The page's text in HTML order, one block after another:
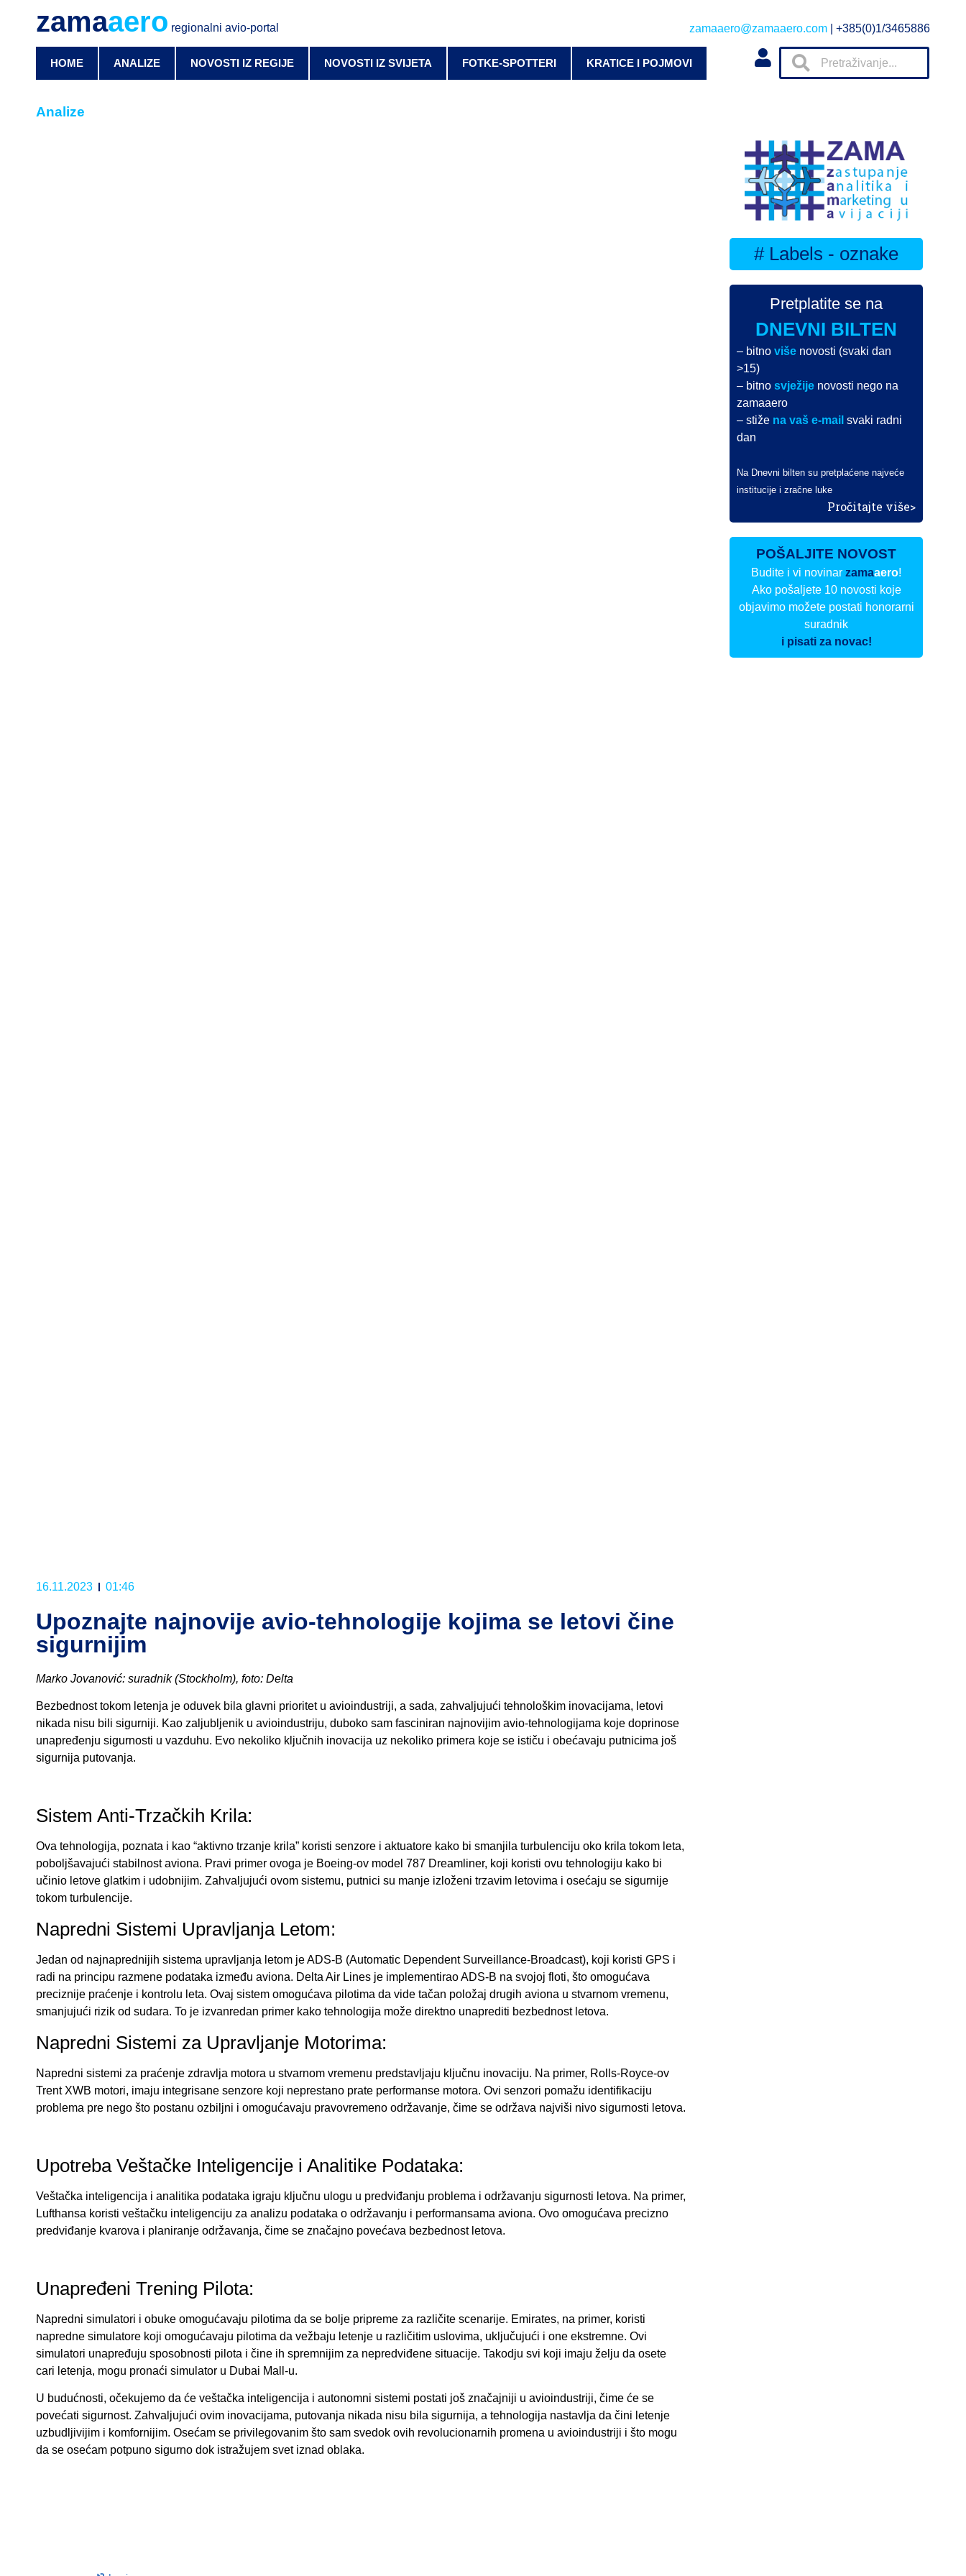
zamaaero regionalni avio-portal zamaaero@zamaaero.com | +385(0)1/3465886
HOME ANALIZE NOVOSTI IZ REGIJE NOVOSTI IZ SVIJETA FOTKE-SPOTTERI KRATICE I POJMOVI
Analize
16.11.2023 01:46
Upoznajte najnovije avio-tehnologije kojima se letovi čine
sigurnijim
Marko Jovanović: suradnik (Stockholm), foto: Delta
Bezbednost tokom letenja je oduvek bila glavni prioritet u avioindustriji, a sada, zahvaljujući tehnološkim inovacijama, letovi
nikada nisu bili sigurniji. Kao zaljubljenik u avioindustriju, duboko sam fasciniran najnovijim avio-tehnologijama koje doprinose
unapređenju sigurnosti u vazduhu. Evo nekoliko ključnih inovacija uz nekoliko primera koje se ističu i obećavaju putnicima još
sigurnija putovanja.
Sistem Anti-Trzačkih Krila:
Ova tehnologija, poznata i kao “aktivno trzanje krila” koristi senzore i aktuatore kako bi smanjila turbulenciju oko krila tokom leta,
poboljšavajući stabilnost aviona. Pravi primer ovoga je Boeing-ov model 787 Dreamliner, koji koristi ovu tehnologiju kako bi
učinio letove glatkim i udobnijim. Zahvaljujući ovom sistemu, putnici su manje izloženi trzavim letovima i osećaju se sigurnije
tokom turbulencije.
Napredni Sistemi Upravljanja Letom:
Jedan od najnaprednijih sistema upravljanja letom je ADS-B (Automatic Dependent Surveillance-Broadcast), koji koristi GPS i
radi na principu razmene podataka između aviona. Delta Air Lines je implementirao ADS-B na svojoj floti, što omogućava
preciznije praćenje i kontrolu leta. Ovaj sistem omogućava pilotima da vide tačan položaj drugih aviona u stvarnom vremenu,
smanjujući rizik od sudara. To je izvanredan primer kako tehnologija može direktno unaprediti bezbednost letova.
Napredni Sistemi za Upravljanje Motorima:
Napredni sistemi za praćenje zdravlja motora u stvarnom vremenu predstavljaju ključnu inovaciju. Na primer, Rolls-Royce-ov
Trent XWB motori, imaju integrisane senzore koji neprestano prate performanse motora. Ovi senzori pomažu identifikaciju
problema pre nego što postanu ozbiljni i omogućavaju pravovremeno održavanje, čime se održava najviši nivo sigurnosti letova.
Upotreba Veštačke Inteligencije i Analitike Podataka:
Veštačka inteligencija i analitika podataka igraju ključnu ulogu u predviđanju problema i održavanju sigurnosti letova. Na primer,
Lufthansa koristi veštačku inteligenciju za analizu podataka o održavanju i performansama aviona. Ovo omogućava precizno
predviđanje kvarova i planiranje održavanja, čime se značajno povećava bezbednost letova.
Unapređeni Trening Pilota:
Napredni simulatori i obuke omogućavaju pilotima da se bolje pripreme za različite scenarije. Emirates, na primer, koristi
napredne simulatore koji omogućavaju pilotima da vežbaju letenje u različitim uslovima, uključujući i one ekstremne. Ovi
simulatori unapređuju sposobnosti pilota i čine ih spremnijim za nepredviđene situacije. Takodju svi koji imaju želju da osete
cari letenja, mogu pronaći simulator u Dubai Mall-u.
U budućnosti, očekujemo da će veštačka inteligencija i autonomni sistemi postati još značajniji u avioindustriji, čime će se
povećati sigurnost. Zahvaljujući ovim inovacijama, putovanja nikada nisu bila sigurnija, a tehnologija nastavlja da čini letenje
uzbudljivijim i komfornijim. Osećam se privilegovanim što sam svedok ovih revolucionarnih promena u avioindustriji i što mogu
da se osećam potpuno sigurno dok istražujem svet iznad oblaka.
# Labels - oznake
Pretplatite se na
DNEVNI BILTEN
– bitnoviše novosti (svaki dan
>15)
– bitnosvježije novosti nego na
zamaaero
– stiže na vaš e-mail svaki radni
dan
Na Dnevni bilten su pretplaćene najveće
institucije i zračne luke
Pročitajte više>
POŠALJITE NOVOST
Budite i vi novinarzamaaero!
Ako pošaljete 10 novosti koje
objavimo možete postati honorarni
suradnik
i pisati za novac!